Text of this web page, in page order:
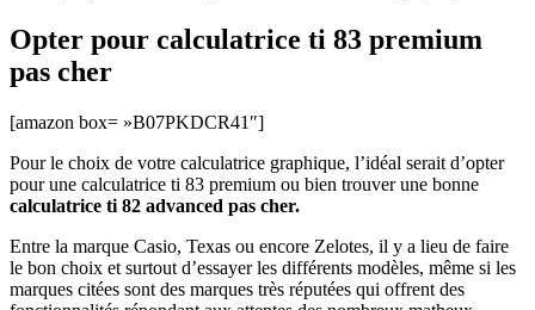
Opter pour calculatrice ti 83 premium
pas cher
[amazon box= »B07PKDCR41″]
Pour le choix de votre calculatrice graphique, l’idéal serait d’opter
pour une calculatrice ti 83 premium ou bien trouver une bonne
calculatrice ti 82 advanced pas cher.
Entre la marque Casio, Texas ou encore Zelotes, il y a lieu de faire
le bon choix et surtout d’essayer les différents modèles, même si les
marques citées sont des marques très réputées qui offrent des